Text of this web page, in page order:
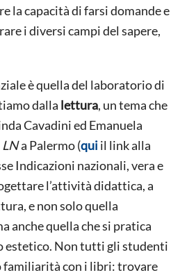
la capacità di farsi domande e
i diversi campi del sapere,
è quella del laboratorio di
dalla lettura, un tema che
Cavadini ed Emanuela
LNa Palermo (quiil link alla
Indicazioni nazionali, vera e
l’attività didattica, a
e non solo quella
anche quella che si pratica
estetico. Non tutti gli studenti
familiarità con i libri: trovare